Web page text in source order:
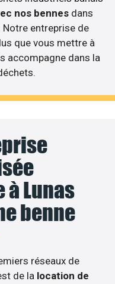
nos bennes dans
Notre entreprise de
que vous mettre à
accompagne dans la
Lunas
benne
réseaux de
de la location de